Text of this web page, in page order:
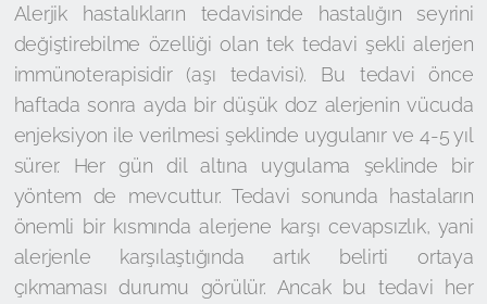
Alerjik hastalıkların tedavisinde hastalığın seyrini
değiştirebilme özelliği olan tek tedavi şekli alerjen
immünoterapisidir (aşı tedavisi). Bu tedavi önce
haftada sonra ayda bir düşük doz alerjenin vücuda
enjeksiyon ile verilmesi şeklinde uygulanır ve 4-5 yıl
sürer. Her gün dil altına uygulama şeklinde bir
yöntem de mevcuttur. Tedavi sonunda hastaların
önemli bir kısmında alerjene karşı cevapsızlık, yani
alerjenle karşılaştığında artık belirti ortaya
çıkmaması durumu görülür. Ancak bu tedavi her